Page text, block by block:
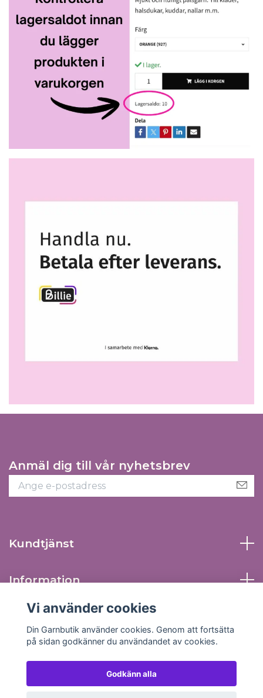
Anmäl dig till vår nyhetsbrev
Kundtjänst
Information
Sociala medier
Vi använder cookies
Din Garnbutik använder cookies. Genom att fortsätta
på sidan godkänner du användandet av cookies.
Godkänn alla